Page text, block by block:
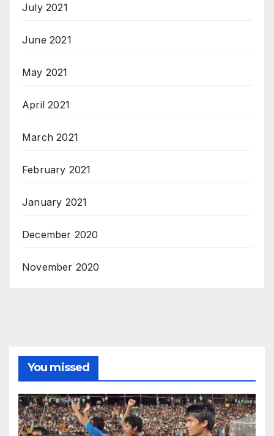
July 2021
June 2021
May 2021
April 2021
March 2021
February 2021
January 2021
December 2020
November 2020
You missed